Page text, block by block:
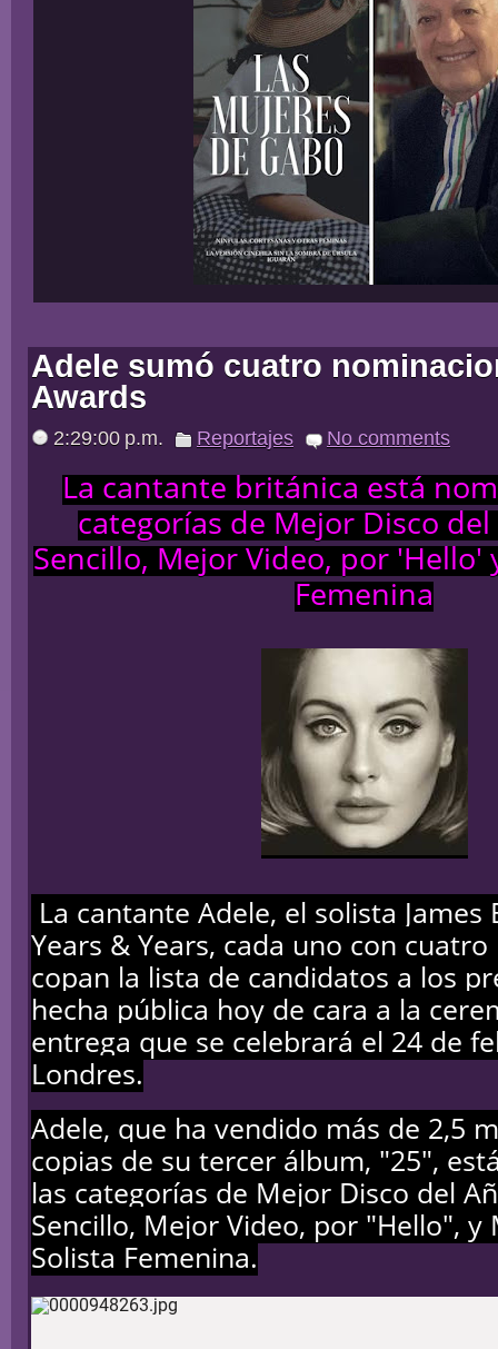
Adele sumó cuatro
Awards
2:29:00 p.m. Reportajes No comments
La cantante británica está
categorías de Mejor Disco
Sencillo, Mejor Video, por 'Hello'
Femenina
La cantante Adele, el solista James
Years & Years, cada uno con
copan la lista de candidatos a los
hecha pública hoy de cara a la
entrega que se celebrará el 24 de
Londres.
Adele, que ha vendido más de 2,5
copias de su tercer álbum, "25",
las categorías de Mejor Disco del
Sencillo, Mejor Video, por "Hello", y
Solista Femenina.
El disco de la intérprete británica competirá en la